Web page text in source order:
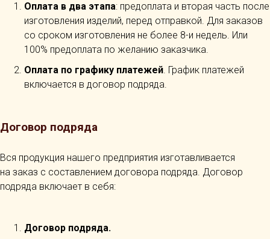
Оплата в два этапа: предоплата и вторая часть после
изготовления изделий, перед отправкой. Для заказов
со сроком изготовления не более 8-и недель. Или
100% предоплата по желанию заказчика.
Оплата по графику платежей. График платежей
включается в договор подряда.
Договор подряда
Вся продукция нашего предприятия изготавливается
на заказ с составлением договора подряда. Договор
подряда включает в себя:
Договор подряда.